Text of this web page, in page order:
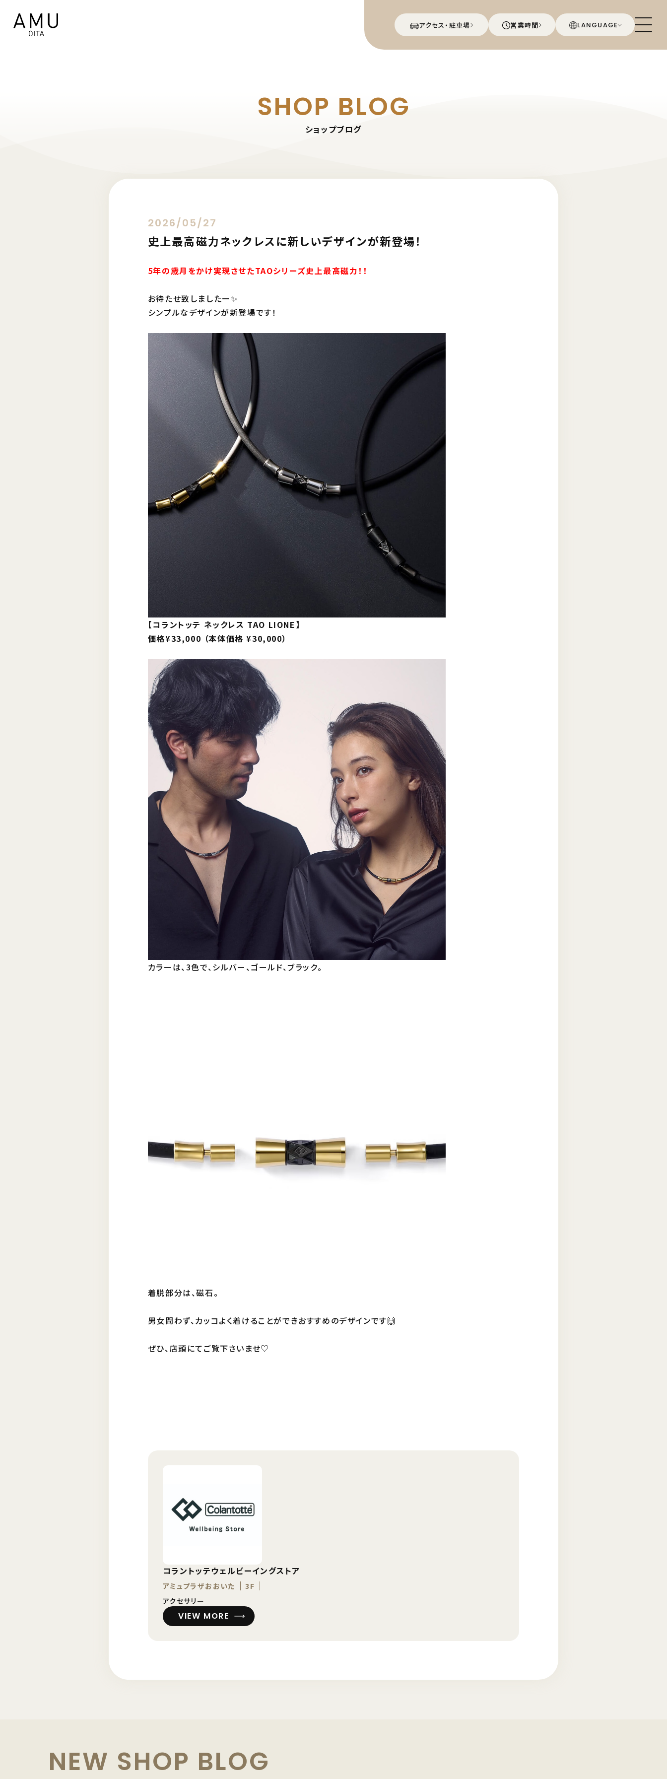
アクセス・駐車場 営業時間 LANGUAGE
SHOP BLOG
ショップブログ
2026/05/27
史上最高磁力ネックレスに新しいデザインが新登場！
5年の歳月をかけ実現させたTAOシリーズ史上最高磁力！！
お待たせ致しましたー✨
シンプルなデザインが新登場です！
【コラントッテ ネックレス TAO LIONE】
価格¥33,000 （本体価格 ¥30,000）
カラーは、3色で、シルバー、ゴールド、ブラック。
着脱部分は、磁石。
男女問わず、カッコよく着けることができおすすめのデザインです🙌
ぜひ、店頭にてご覧下さいませ♡
コラントッテウェルビーイングストア
アミュプラザおおいた
3F
アクセサリー
VIEW MORE
NEW SHOP BLOG